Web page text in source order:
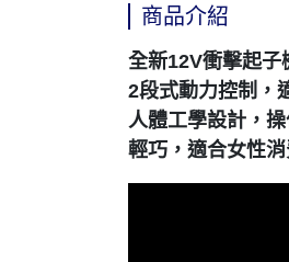
商品介紹
全新12V衝擊起子
2段式動力控制，
人體工學設計，
輕巧，適合女性消